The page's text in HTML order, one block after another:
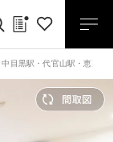
中目黒駅 ・代官山駅 ・恵比寿